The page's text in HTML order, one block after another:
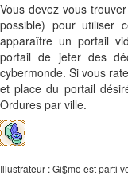
Vous devez vous
possible) pour utiliser
apparaître un portail
portail de jeter des
cybermonde. Si vous
et place du portail
Ordures par ville.
Illustrateur : Gi$mo est parti